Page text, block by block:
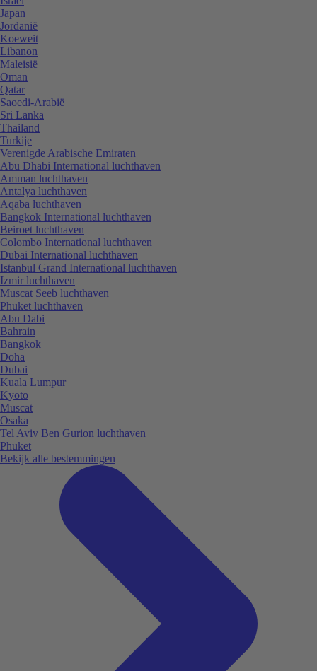
Japan
Jordanië
Koeweit
Libanon
Maleisië
Oman
Qatar
Saoedi-Arabië
Sri Lanka
Thailand
Turkije
Verenigde Arabische Emiraten
Abu Dhabi International luchthaven
Amman luchthaven
Antalya luchthaven
Aqaba luchthaven
Bangkok International luchthaven
Beiroet luchthaven
Colombo International luchthaven
Dubai International luchthaven
Istanbul Grand International luchthaven
Izmir luchthaven
Muscat Seeb luchthaven
Phuket luchthaven
Abu Dabi
Bahrain
Bangkok
Doha
Dubai
Kuala Lumpur
Kyoto
Muscat
Osaka
Tel Aviv Ben Gurion luchthaven
Phuket
Bekijk alle bestemmingen